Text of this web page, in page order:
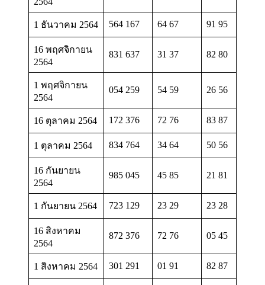
1 ธันวาคม 2564 564 167 64 67 91 95
16 พฤศจิกายน
2564
831 637 31 37 82 80
1 พฤศจิกายน
2564
054 259 54 59 26 56
16 ตุลาคม 2564 172 376 72 76 83 87
1 ตุลาคม 2564 834 764 34 64 50 56
16 กันยายน
2564
985 045 45 85 21 81
1 กันยายน 2564 723 129 23 29 23 28
16 สิงหาคม
2564
872 376 72 76 05 45
1 สิงหาคม 2564 301 291 01 91 82 87